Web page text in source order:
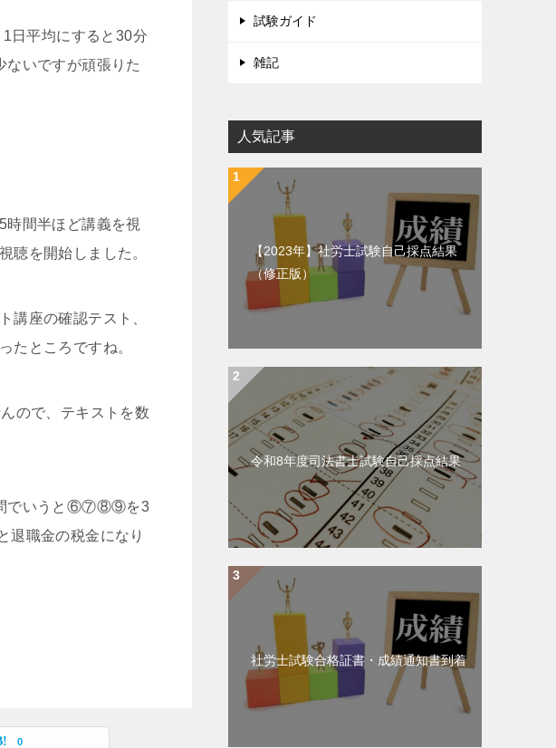
日平均にすると30分
いですが頑張りた
時間半ほど講義を視
聴を開始しました。
講座の確認テスト、
たところですね。
ので、テキストを数
問でいうと⑥⑦⑧⑨を3
職金の税金になり
0
試験ガイド
雑記
人気記事
【2023年】社労士試験自己採点結果
（修正版）
令和8年度司法書士試験自己採点結果
社労士試験合格証書・成績通知書到着